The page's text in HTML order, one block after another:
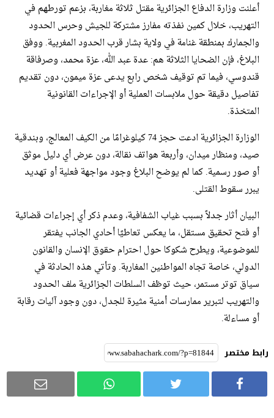
أعلنت وزارة الدفاع الجزائرية مقتل ثلاثة مغاربة، بزعم تورطهم في
التهريب، خلال كمين نفذته مفارز مشتركة للجيش وحرس الحدود
والجمارك بمنطقة غنامة في ولاية بشار قرب الحدود المغربية. ووفق
البلاغ، فإن الضحايا الثلاثة هم: عدة عبد الله، عزة محمد، وصرفاقة
قندوسي، فيما تم توقيف شخص رابع يدعى عزة ميمون، دون تقديم
تفاصيل دقيقة حول ملابسات العملية أو الإجراءات القانونية
المتخذة.
الوزارة الجزائرية ادعت حجز 74 كيلوغرامًا من الكيف المعالج، وبندقية
صيد، ومنظار ميدان، وأربعة هواتف نقالة، دون عرض أي دليل موثق
أو صور رسمية. كما لم يوضح البلاغ وجود مواجهة فعلية أو تهديد
يبرر سقوط القتلى.
البيان أثار جدلاً بسبب غياب الشفافية، وعدم ذكر أي إجراءات قضائية
أو فتح تحقيق مستقل، ما يعكس تعاطيًا أحادي الجانب يفتقر
للموضوعية، ويطرح شكوكا حول احترام حقوق الإنسان والقانون
الدولي، خاصة تجاه المواطنين المغاربة. وتأتي هذه الحادثة في
سياق توتر مستمر، حيث توظف السلطات الجزائرية ملف الحدود
والتهريب لتبرير ممارسات أمنية مثيرة للجدل، دون وجود آليات رقابة
أو مساءلة.
رابط مختصر